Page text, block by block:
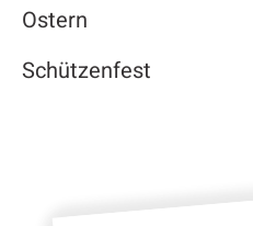
Ostern
Schützenfest